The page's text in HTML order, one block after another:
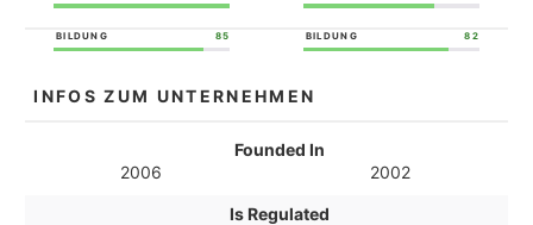
BILDUNG 85 BILDUNG 82
INFOS ZUM UNTERNEHMEN
Founded In
2006
2002
Is Regulated